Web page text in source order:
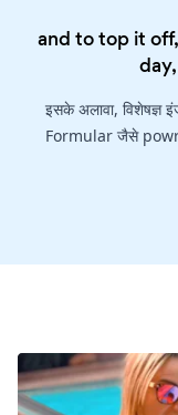
and to top it off,
इसके अलावा, विशेषज्ञ
Formular जैसे powr